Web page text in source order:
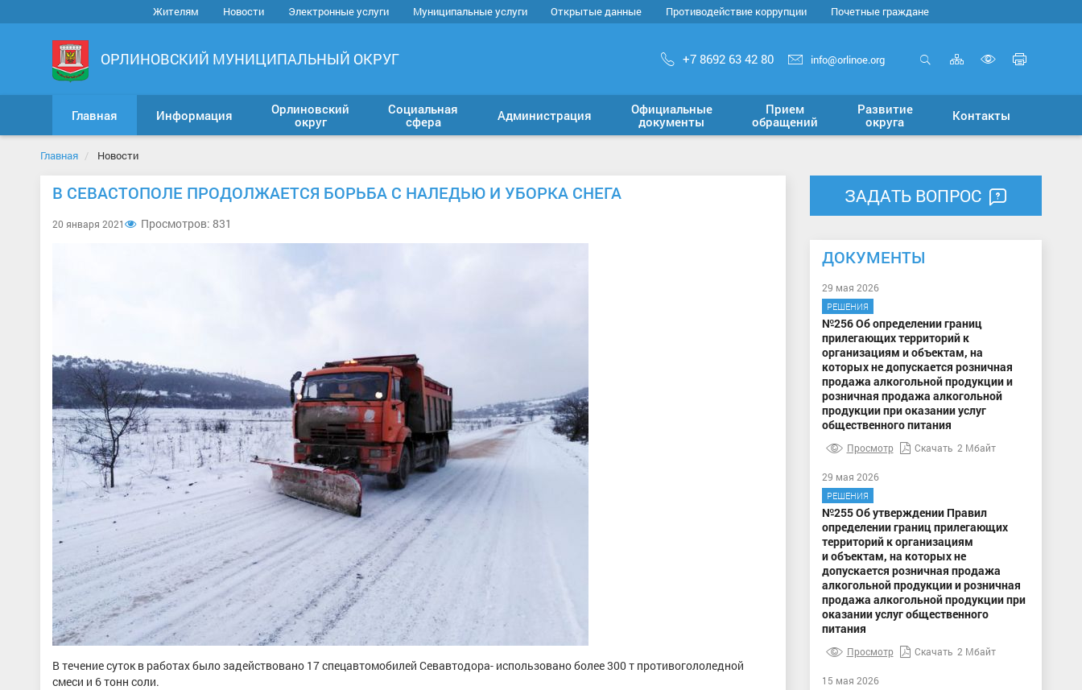
Жителям Новости Электронные услуги Муниципальные услуги Открытые данные Противодействие коррупции Почетные граждане
ОРЛИНОВСКИЙ МУНИЦИПАЛЬНЫЙ ОКРУГ +7 8692 63 42 80 info@orlinoe.org Карта
сайта
версию
для
Главная Информация
Орлиновский
округ
Социальная
сфера
Администрация
Официальные
документы
Прием
обращений
Развитие
округа
Контакты
Главная Новости
В СЕВАСТОПОЛЕ ПРОДОЛЖАЕТСЯ БОРЬБА С НАЛЕДЬЮ И УБОРКА СНЕГА
20 января 2021 Просмотров: 831
В течение суток в работах было задействовано 17 спецавтомобилей Севавтодора- использовано более 300 т противогололедной
смеси и 6 тонн соли.
ЗАДАТЬ ВОПРОС
ДОКУМЕНТЫ
29 мая 2026
РЕШЕНИЯ
№256 Об определении границ
прилегающих территорий к
организациям и объектам, на
которых не допускается розничная
продажа алкогольной продукции и
розничная продажа алкогольной
продукции при оказании услуг
общественного питания
Просмотр Скачать 2 Мбайт
29 мая 2026
РЕШЕНИЯ
№255 Об утверждении Правил
определении границ прилегающих
территорий к организациям
и объектам, на которых не
допускается розничная продажа
алкогольной продукции и розничная
продажа алкогольной продукции при
оказании услуг общественного
питания
Просмотр Скачать 2 Мбайт
15 мая 2026